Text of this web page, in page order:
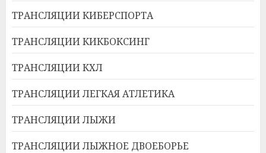
ТРАНСЛЯЦИИ КИБЕРСПОРТА
ТРАНСЛЯЦИИ КИКБОКСИНГ
ТРАНСЛЯЦИИ КХЛ
ТРАНСЛЯЦИИ ЛЕГКАЯ АТЛЕТИКА
ТРАНСЛЯЦИИ ЛЫЖИ
ТРАНСЛЯЦИИ ЛЫЖНОЕ ДВОЕБОРЬЕ